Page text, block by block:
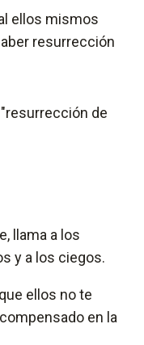
ellos mismos
resurrección
de
llama a los
y a los ciegos.
ellos no te
en la